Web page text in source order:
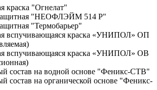
краска "Огнелат"
"НЕОФЛЭЙМ 514 Р"
"Термобарьер"
вспучивающаяся краска «УНИПОЛ» ОП
вспучивающаяся краска «УНИПОЛ» ОВ
состав на водной основе "Феникс-СТВ"
состав на органической основе "Феникс-